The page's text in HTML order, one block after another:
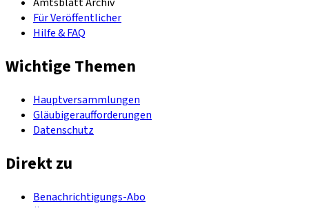
Für Veröffentlicher
Hilfe & FAQ
Wichtige Themen
Hauptversammlungen
Gläubigeraufforderungen
Datenschutz
Direkt zu
Benachrichtigungs-Abo